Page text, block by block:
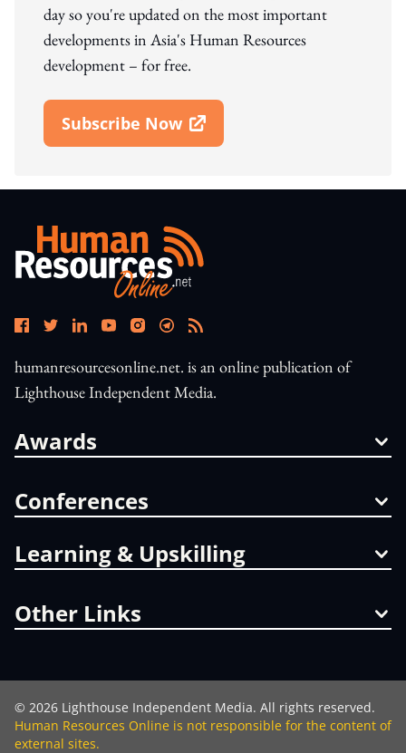
day so you're updated on the most important
developments in Asia's Human Resources
development – for free.
Subscribe Now
Open In New Window
humanresourcesonline.net. is an online publication of
Lighthouse Independent Media.
Awards
Conferences
Learning & Upskilling
Other Links
© 2026 Lighthouse Independent Media. All rights reserved.
Human Resources Online is not responsible for the content of
external sites.